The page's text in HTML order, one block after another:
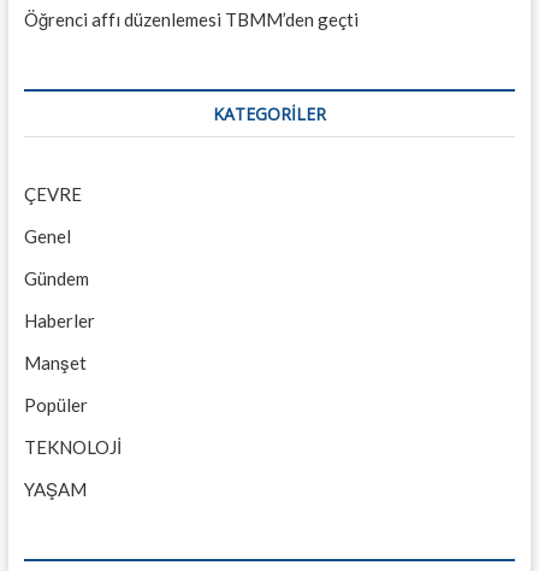
Öğrenci affı düzenlemesi TBMM’den geçti
KATEGORILER
ÇEVRE
Genel
Gündem
Haberler
Manşet
Popüler
TEKNOLOJİ
YAŞAM